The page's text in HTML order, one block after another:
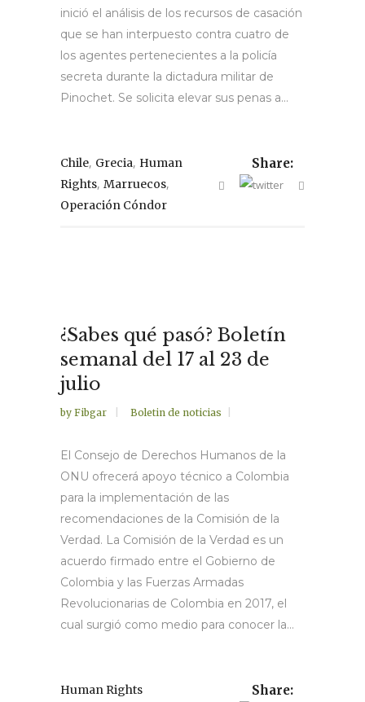
inició el análisis de los recursos de casación
que se han interpuesto contra cuatro de
los agentes pertenecientes a la policía
secreta durante la dictadura militar de
Pinochet. Se solicita elevar sus penas a...
Chile, Grecia, Human
Rights, Marruecos,
Operación Cóndor
Share:
¿Sabes qué pasó? Boletín
semanal del 17 al 23 de
julio
by Fibgar Boletin de noticias
El Consejo de Derechos Humanos de la
ONU ofrecerá apoyo técnico a Colombia
para la implementación de las
recomendaciones de la Comisión de la
Verdad. La Comisión de la Verdad es un
acuerdo firmado entre el Gobierno de
Colombia y las Fuerzas Armadas
Revolucionarias de Colombia en 2017, el
cual surgió como medio para conocer la...
Human Rights Share: